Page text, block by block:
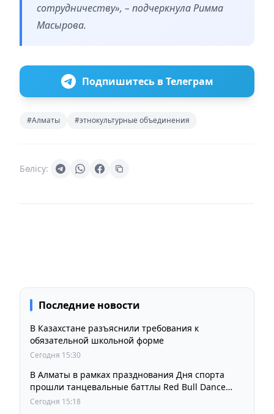
сотрудничеству», – подчеркнула Римма
Масырова.
Подпишитесь в Телеграм
#Алматы #этнокультурные объединения
Бөлісу:
Последние новости
В Казахстане разъяснили требования к
обязательной школьной форме
Сегодня 15:30
В Алматы в рамках празднования Дня спорта
прошли танцевальные баттлы Red Bull Dance
Your Style
Сегодня 15:18